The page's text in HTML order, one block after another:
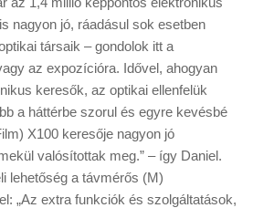
nagyon jó, ráadásul sok esetben
társaik – gondolok itt a
az expozícióra. Idővel, ahogyan
keresők, az optikai ellenfelük
a háttérbe szorul és egyre kevésbé
X100 keresője nagyon jó
valósítottak meg.” – így Daniel.
lehetőség a távmérős (M)
„Az extra funkciók és szolgáltatások,